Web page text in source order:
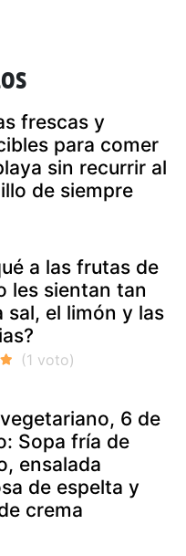
frescas y
para comer
sin recurrir al
de siempre
a las frutas de
les sientan tan
sal, el limón y las
6 de
Sopa fría de
ensalada
de espelta y
crema